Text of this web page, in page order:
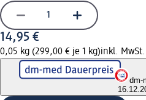
14,95 €
0,05 kg (299,00 € je 1 kg)inkl.
dm-